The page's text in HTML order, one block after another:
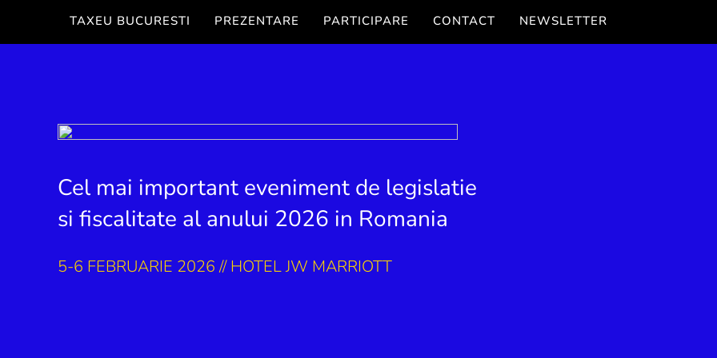
TAXEU BUCURESTI PREZENTARE PARTICIPARE CONTACT NEWSLETTER
Cel mai important eveniment de legislatie
si fiscalitate al anului 2026 in Romania
5-6 FEBRUARIE 2026// HOTEL JW MARRIOTT